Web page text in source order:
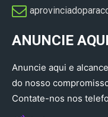
ANUNCIE AQUI
Anuncie aqui e
do nosso
Contate-nos nos